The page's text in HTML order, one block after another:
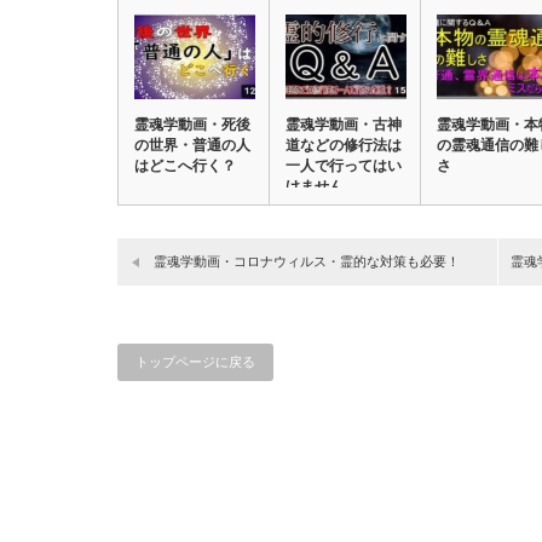
霊魂学動画・死後
の世界・普通の人
はどこへ行く？
霊魂学動画・古神
道などの修行法は
一人で行ってはい
けません
霊魂学動画・本
の霊魂通信の難
さ
霊魂学動画・コロナウィルス・霊的な対策も必要！ 霊魂
トップページに戻る